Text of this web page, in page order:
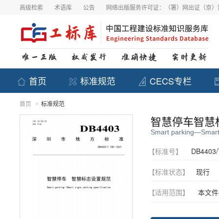
高级检索 术语库 公告 网络出版服务许可证：（署）网出证（京
首页 标准规范 CECS专栏
首页 > 标准规范
智慧停车智
Smart
【标准号】
【标准状态】 现行
【适用范围】 本文